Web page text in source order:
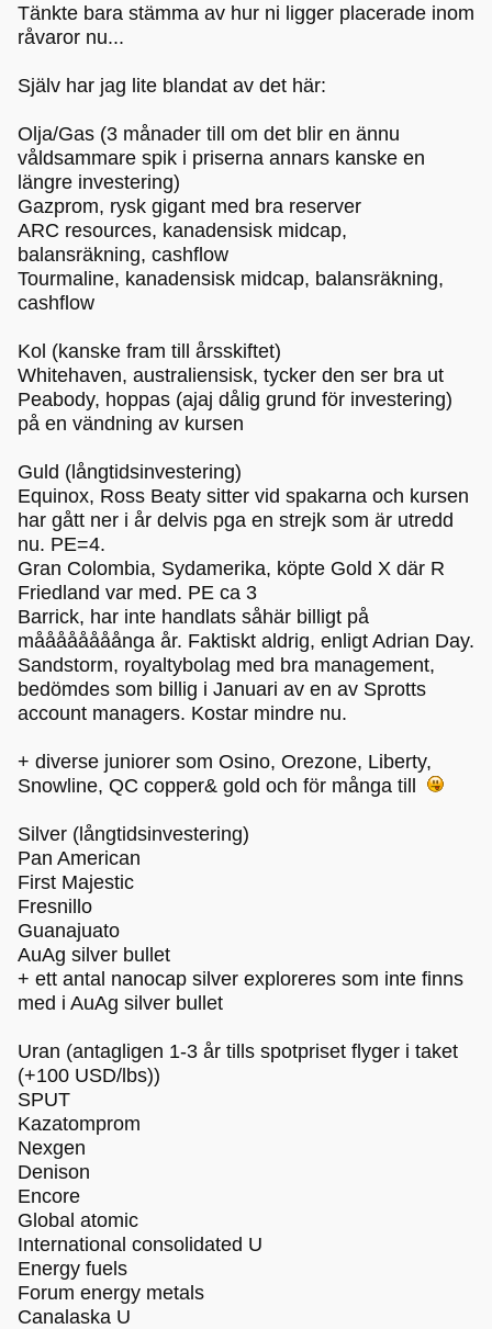
Tänkte bara stämma av hur ni ligger placerade inom
råvaror nu...
Själv har jag lite blandat av det här:
Olja/Gas (3 månader till om det blir en ännu
våldsammare spik i priserna annars kanske en
längre investering)
Gazprom, rysk gigant med bra reserver
ARC resources, kanadensisk midcap,
balansräkning, cashflow
Tourmaline, kanadensisk midcap, balansräkning,
cashflow
Kol (kanske fram till årsskiftet)
Whitehaven, australiensisk, tycker den ser bra ut
Peabody, hoppas (ajaj dålig grund för investering)
på en vändning av kursen
Guld (långtidsinvestering)
Equinox, Ross Beaty sitter vid spakarna och kursen
har gått ner i år delvis pga en strejk som är utredd
nu. PE=4.
Gran Colombia, Sydamerika, köpte Gold X där R
Friedland var med. PE ca 3
Barrick, har inte handlats såhär billigt på
måååååååånga år. Faktiskt aldrig, enligt Adrian Day.
Sandstorm, royaltybolag med bra management,
bedömdes som billig i Januari av en av Sprotts
account managers. Kostar mindre nu.
+ diverse juniorer som Osino, Orezone, Liberty,
Snowline, QC copper& gold och för många till
Silver (långtidsinvestering)
Pan American
First Majestic
Fresnillo
Guanajuato
AuAg silver bullet
+ ett antal nanocap silver exploreres som inte finns
med i AuAg silver bullet
Uran (antagligen 1-3 år tills spotpriset flyger i taket
(+100 USD/lbs))
SPUT
Kazatomprom
Nexgen
Denison
Encore
Global atomic
International consolidated U
Energy fuels
Forum energy metals
Canalaska U